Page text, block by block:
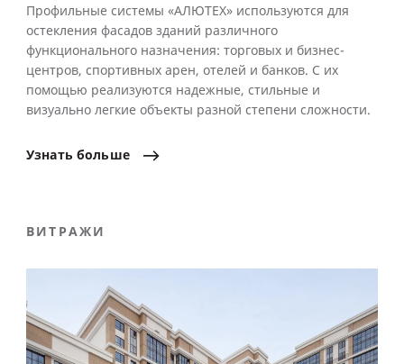
Профильные системы «АЛЮТЕХ» используются для
остекления фасадов зданий различного
функционального назначения: торговых и бизнес-
центров, спортивных арен, отелей и банков. С их
помощью реализуются надежные, стильные и
визуально легкие объекты разной степени сложности.
Узнать больше
ВИТРАЖИ